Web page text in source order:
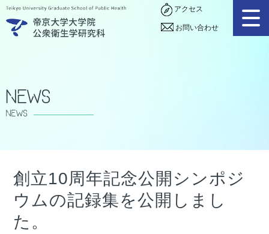
アクセス
お問い合わせ
News
NEWS
創立10周年記念公開シンポジ
ウムの記録集を公開しまし
た。